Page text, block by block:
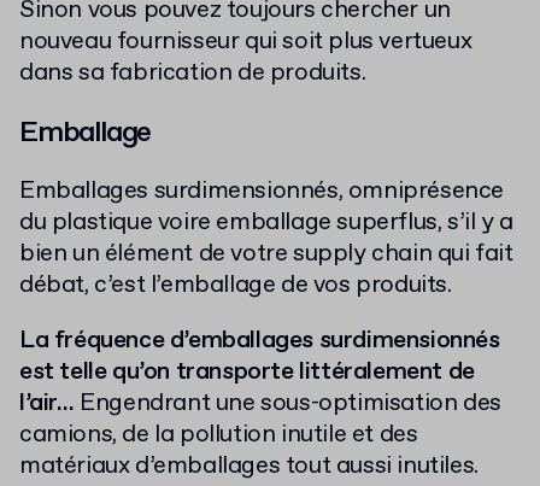
Sinon vous pouvez toujours chercher un
nouveau fournisseur qui soit plus vertueux
dans sa fabrication de produits.
Emballage
Emballages surdimensionnés, omniprésence
du plastique voire emballage superflus, s’il y a
bien un élément de votre supply chain qui fait
débat, c’est l’emballage de vos produits.
La fréquence d’emballages surdimensionnés
est telle qu’on transporte littéralement de
l’air… Engendrant une sous-optimisation des
camions, de la pollution inutile et des
matériaux d’emballages tout aussi inutiles.